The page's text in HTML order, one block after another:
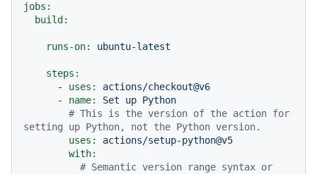
jobs:
build:
runs-on: ubuntu-latest
steps:
-
uses:
actions/checkout@v6
-
name: Set up Python
# This is the version of the action for
setting up Python, not the Python version.
uses:
actions/setup-python@v5
with:
# Semantic version range syntax or